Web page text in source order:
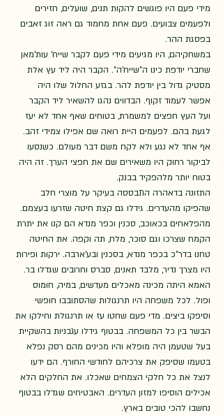
מידי פעם היו פוגשים להקות תנים, שועלים, חזירים
ולפעמים צבועים. פעם אחת מחמוד גם ראה זוג זאבים
בפסגת ההר.
במשחקיהם, היו מגיעים מידי פעם לקבר שייח' עות'מאן
שחברי יודפת כינו ה"שייח'ה". הקבר היה ליד עץ אלת
מסטיק גדול בין יודפת להר. בגזע החלול שלו היה
אפשר לעמוד זקוף. הבדווים נהגו להשאיר ליד הקבר
ועל העץ חפצים למשמרת, בטוחים שאף אחד לא יעז
לגעת בהם. לפעמים היית רואה שם אפילו צמידי זהב.
אף אחד לא נגע ולא לקח משם דבר מעולם. כשנסעו
לביקור רחוק היו משאירים שם את חפצי הערך. זה היה
בטוח יותר מלהפקיד בבנק.
התזונה בדאהרה התבססה בעיקר על מוצרי חלב
שהפיקו מהעדרים. גידלו גם קצת חיטה שזרעו בעצמם.
מהפלאחים בכאוכב, סכנין וכפר מנדא הם קנו את יתרת
הקמח שצרכו וגם סוכר, מלח, תה וקפה. את החיטה
טחנו בדר"כ בכפר מנדא, בסכנין ובע'ארבה. ירקות ופירות
היו מצרך נדיר, מלבד תאנים, סברס וחרובים שגדלו בר.
האמא היתה מכינה מאכלים מעדשים, במיה, חומוס
ופול. לכל משפחה היו תרנגולות שהסתובבו חופשי
וסיפקו ביצים. מדי פעם שחטו עז או תרנגולת וחילקו את
הבשר בין כל המשפחה. בבטוף גידלו עגבניות בהשקיית
בעל שטעמן היה מופלא והיו מכינים מהם רסק נפלא
בטעמו שסיפק את צרכיהם לחודשי החורף. הם ידעו
לנצל את כל חלקי הצמחים שאכלו. את החלקים הלא
אכילים הוסיפו למזון העדרים. האבטיחים שגדלו בבטוף
נחשבו להכי טובים בארץ.